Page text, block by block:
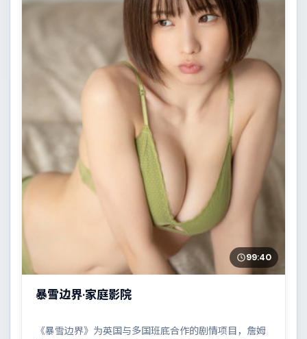
99:40
暴雪边界·家庭影院
《暴雪边界》为英国与多国班底合作的剧情项目，詹姆